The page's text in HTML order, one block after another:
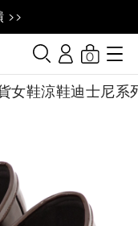
>>
女鞋涼鞋迪士尼系
0